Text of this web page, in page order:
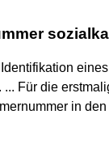
Für die
in